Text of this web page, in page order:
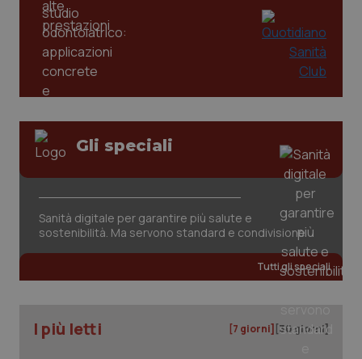
Gli speciali
Sanità digitale per garantire più salute e
sostenibilità. Ma servono standard e condivisione
Tutti gli speciali
I più letti [7 giorni] [30 giorni]
CookieScriptConsent
www.quotidianosanita.it